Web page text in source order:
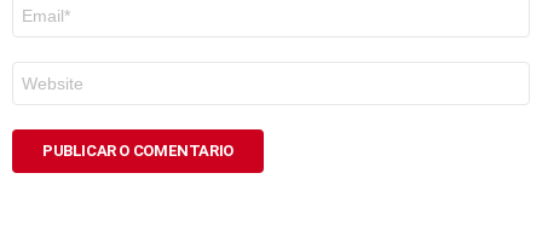
electrónico
*